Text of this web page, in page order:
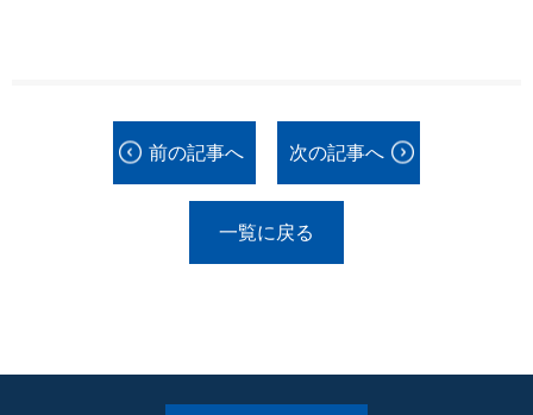
前の記事へ
一覧に戻る
次の記事へ